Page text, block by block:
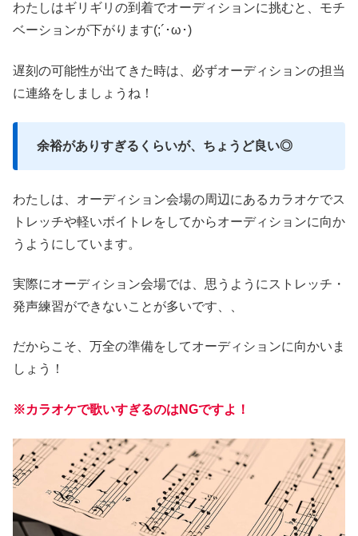
わたしはギリギリの到着でオーディションに挑むと、モチ
ベーションが下がります(;´･ω･)
遅刻の可能性が出てきた時は、必ずオーディションの担当
に連絡をしましょうね！
余裕がありすぎるくらいが、ちょうど良い◎
わたしは、オーディション会場の周辺にあるカラオケでス
トレッチや軽いボイトレをしてからオーディションに向か
うようにしています。
実際にオーディション会場では、思うようにストレッチ・
発声練習ができないことが多いです、、
だからこそ、万全の準備をしてオーディションに向かいま
しょう！
※カラオケで歌いすぎるのはNGですよ！